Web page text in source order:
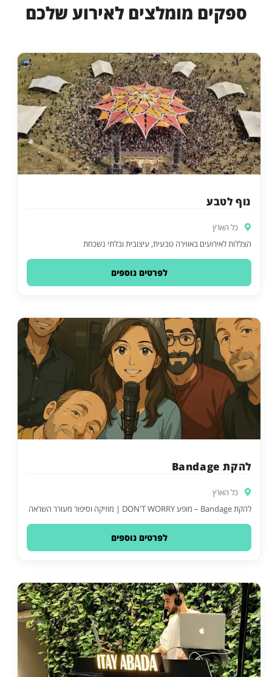
ספקים מומלצים לאירוע שלכם
נוף לטבע
כל הארץ
הצללות לאירועים באווירה טבעית, עיצובית ובלתי נשכחת
לפרטים נוספים
להקת Bandage
כל הארץ
להקת Bandage – מופע DON'T WORRY | מוזיקה וסיפור מעורר השראה
לפרטים נוספים